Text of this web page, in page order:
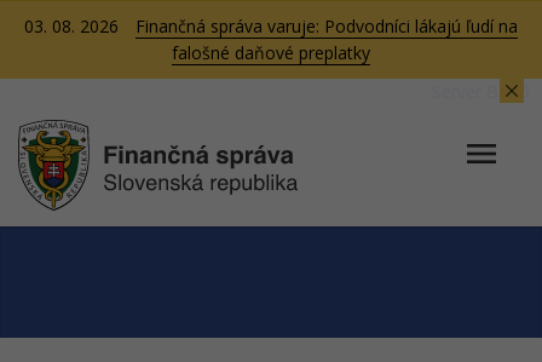
03. 08. 2026
Finančná správa varuje: Podvodníci lákajú ľudí na
falošné daňové preplatky
Server BB06